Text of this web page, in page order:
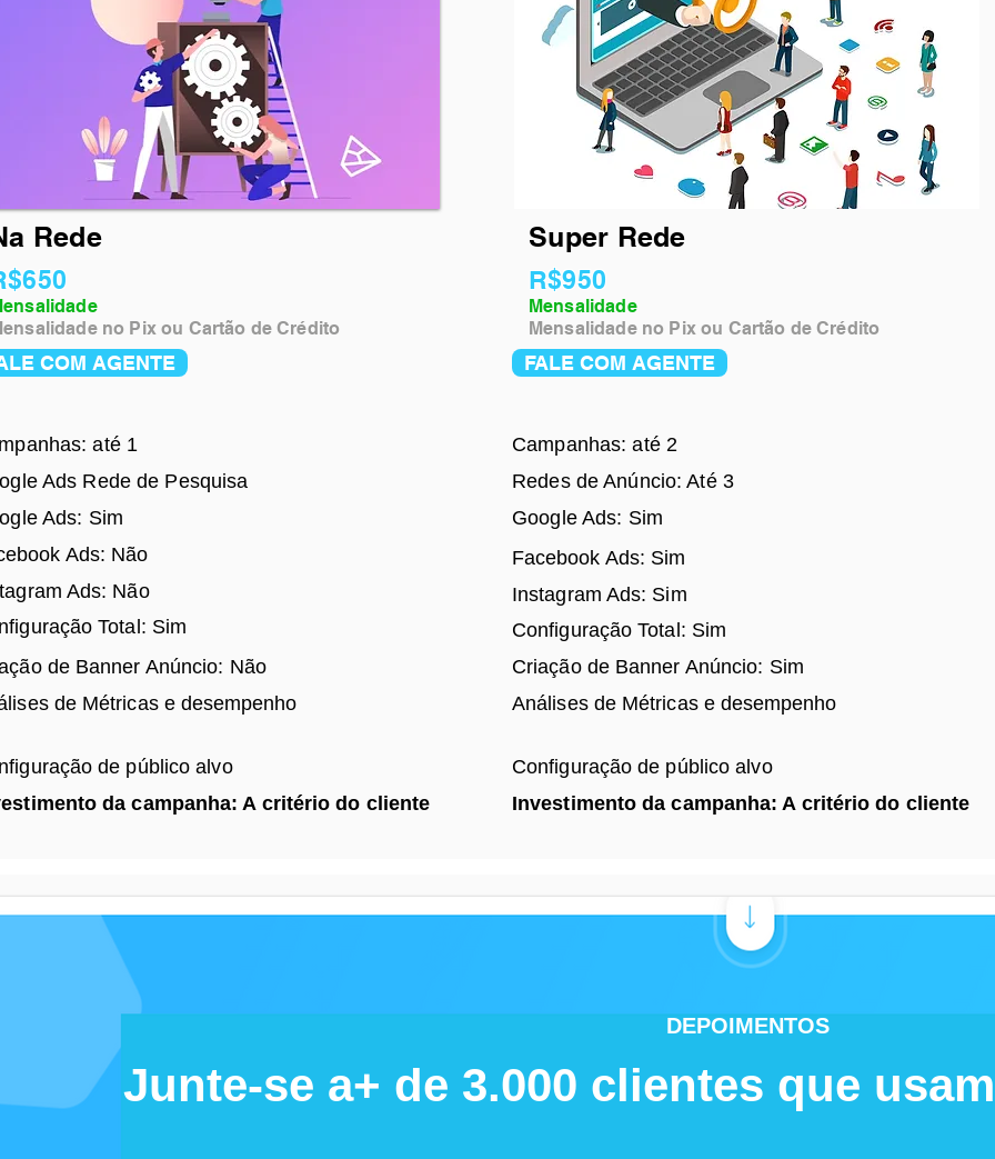
Rede
no Pix ou Cartão de Crédito
COM AGENTE
até 1
Ads Rede de Pesquisa
Ads: Sim
Ads: Não
Ads: Não
Total: Sim
de Banner Anúncio: Não
de Métricas e desempenho
de público alvo
da campanha: A critério do cliente
Super Rede
R$950
Mensalidade
Mensalidade no Pix ou Cartão de Crédito
FALE COM AGENTE
Campanhas: até 2
Redes de Anúncio: Até 3
Google Ads: Sim
Facebook Ads: Sim
Instagram Ads: Sim
Configuração Total: Sim
Criação de Banner Anúncio: Sim
Análises de Métricas e desempenho
Configuração de público alvo
Investimento da campanha: A critério do cliente
Junte-se a+ de 3.000 clientes que
DEPOIMENTOS